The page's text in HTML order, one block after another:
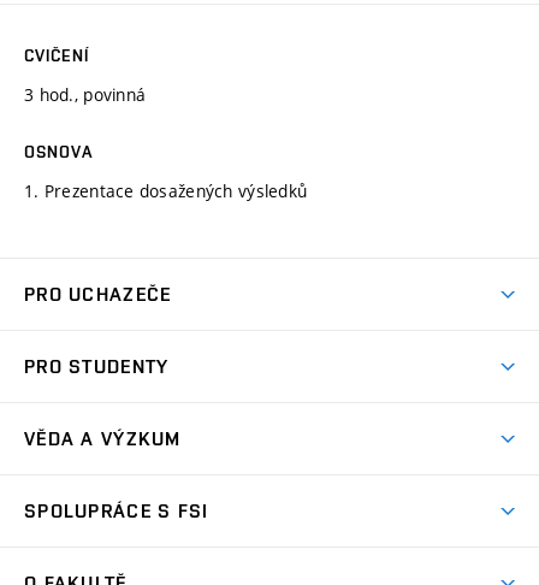
CVIČENÍ
3 hod., povinná
OSNOVA
1. Prezentace dosažených výsledků
PRO UCHAZEČE
Ambasadoři studia
Zápisy
PRO STUDENTY
Studijní předpisy
VĚDA A VÝZKUM
Oblasti výzkumu
SPOLUPRÁCE S FSI